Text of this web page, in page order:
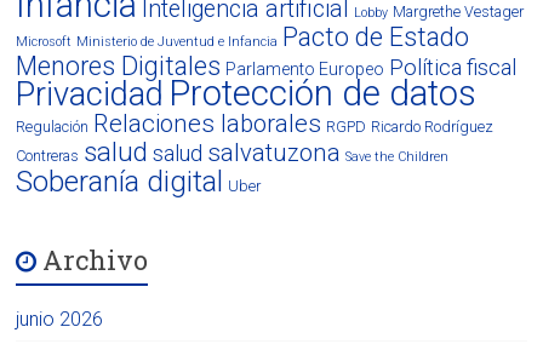
Inteligencia artificial Lobby Margrethe Vestager
Microsoft Ministerio de Juventud e Infancia Pacto de Estado
Menores Digitales Parlamento Europeo Política fiscal
Privacidad Protección de datos
Regulación Relaciones laborales RGPD Ricardo Rodríguez
Contreras salud salud salvatuzona Save the Children
Soberanía digital Uber
Archivo
junio 2026